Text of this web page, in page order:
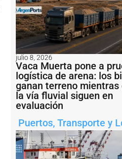
julio 8, 2026
Vaca Muerta pone a
logística de arena: los
ganan terreno mientras
la vía fluvial siguen en
evaluación
Puertos, Transporte y